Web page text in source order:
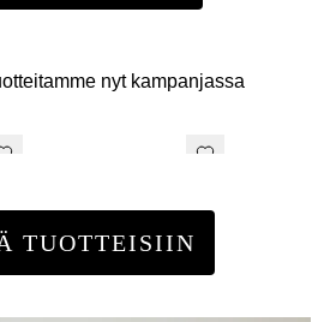
nyt kampanjassa
TUOTTEISIIN